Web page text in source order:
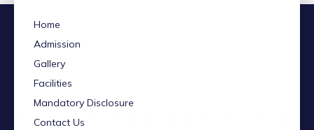
Home
Admission
Gallery
Facilities
Mandatory Disclosure
Contact Us